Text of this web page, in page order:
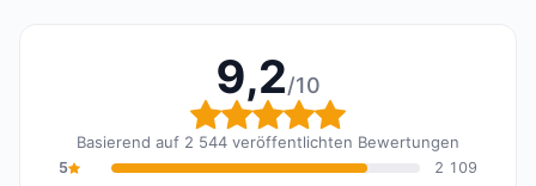
9,2/10
Gesamtbewertung: 9,2
Basierend auf 2 544 veröffentlichten Bewertungen
5
2 109